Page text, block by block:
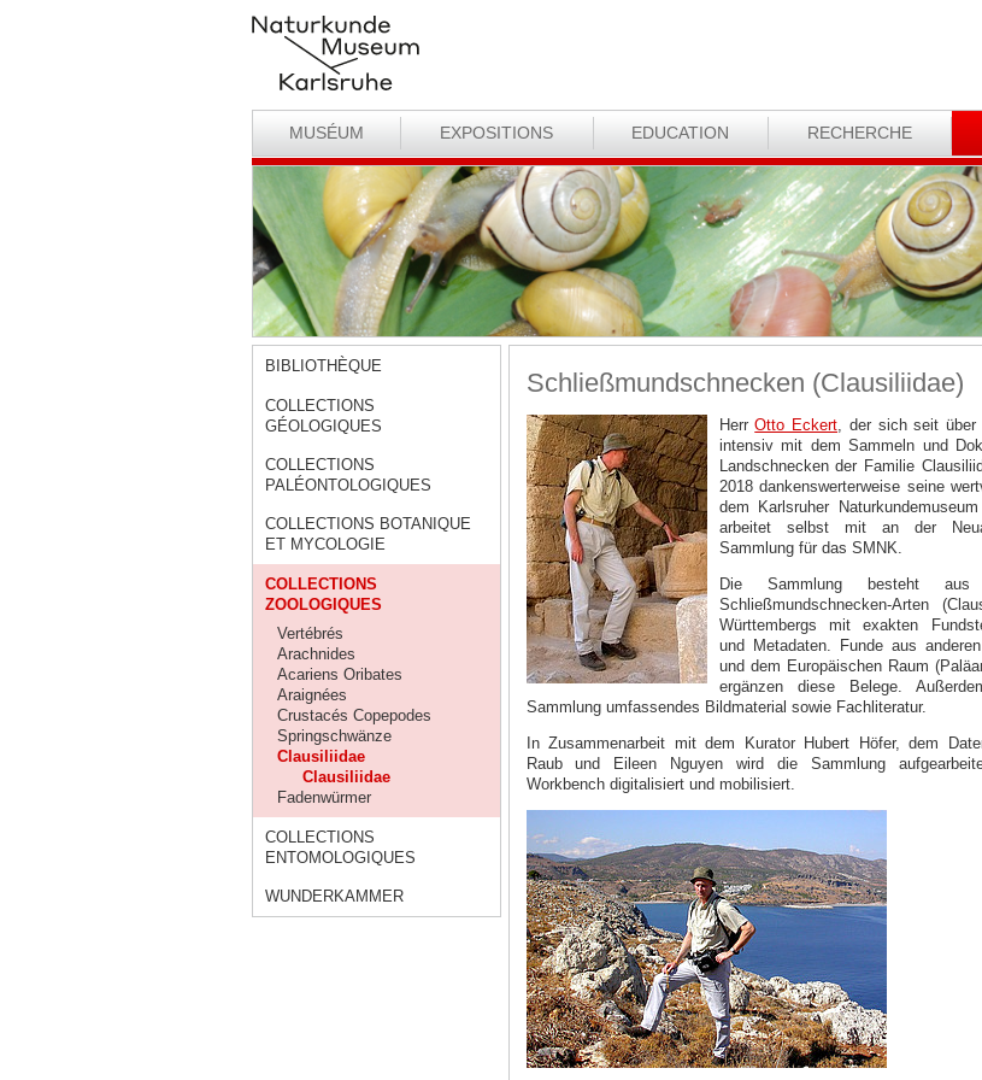
MUSÉUM EXPOSITIONS EDUCATION RECHERCHE
BIBLIOTHÈQUE
COLLECTIONS
GÉOLOGIQUES
COLLECTIONS
PALÉONTOLOGIQUES
COLLECTIONS BOTANIQUE
ET MYCOLOGIE
COLLECTIONS
ZOOLOGIQUES
Vertébrés
Arachnides
Acariens Oribates
Araignées
Crustacés Copepodes
Springschwänze
Clausiliidae
Clausiliidae
Fadenwürmer
COLLECTIONS
ENTOMOLOGIQUES
WUNDERKAMMER
Schließmundschnecken (Clausiliidae)
HerrOtto Eckert, der sich seit über
intensiv mit dem Sammeln und
Landschnecken der Familie
2018 dankenswerterweise seine
dem Karlsruher
arbeitet selbst mit an der
Sammlung für das SMNK.
Die Sammlung besteht
Schließmundschnecken-Arten
Württembergs mit exakten
und Metadaten. Funde aus
und dem Europäischen Raum
ergänzen diese Belege.
Sammlung umfassendes Bildmaterial sowie Fachliteratur.
In Zusammenarbeit mit dem Kurator Hubert Höfer, dem
Raub und Eileen Nguyen wird die Sammlung
Workbench digitalisiert und mobilisiert.